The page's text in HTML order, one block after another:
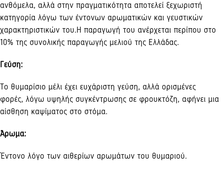
ανθόμελα, αλλά στην πραγματικότητα αποτελεί ξεχωριστή
κατηγορία λόγω των έντονων αρωματικών και γευστικών
χαρακτηριστικών του.H παραγωγή του ανέρχεται περίπου στο
10% της συνολικής παραγωγής μελιού της Ελλάδας.
Γεύση:
Tο θυμαρίσιο μέλι έχει ευχάριστη γεύση, αλλά ορισμένες
φορές, λόγω υψηλής συγκέντρωσης σε φρουκτόζη, αφήνει μια
αίσθηση καψίματος στο στόμα.
Άρωμα:
Έντονο λόγο των αιθερίων αρωμάτων του θυμαριού.